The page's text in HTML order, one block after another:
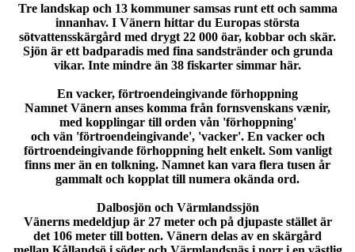
Tre landskap och 13 kommuner samsas runt ett och samma
innanhav. I Vänern hittar du Europas största
sötvattensskärgård med drygt 22 000 öar, kobbar och skär.
Sjön är ett badparadis med fina sandstränder och grunda
vikar. Inte mindre än 38 fiskarter simmar här.
En vacker, förtroendeingivande förhoppning
Namnet Vänern anses komma från fornsvenskans vænir,
med kopplingar till orden vån 'förhoppning'
och vän 'förtroendeingivande', 'vacker'. En vacker och
förtroendeingivande förhoppning helt enkelt. Som vanligt
finns mer än en tolkning. Namnet kan vara flera tusen år
gammalt och kopplat till numera okända ord.
Dalbosjön och Värmlandssjön
Vänerns medeldjup är 27 meter och på djupaste stället är
det 106 meter till botten. Vänern delas av en skärgård